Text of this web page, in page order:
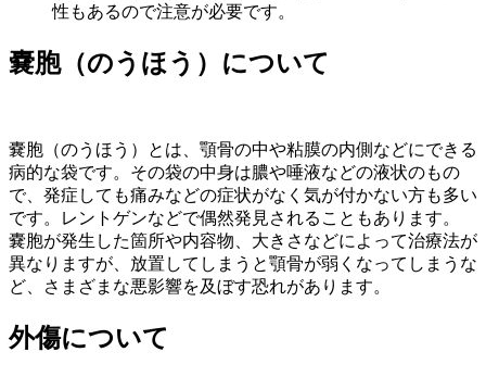
性もあるので注意が必要です。
嚢胞（のうほう）について
嚢胞（のうほう）とは、顎骨の中や粘膜の内側などにできる
病的な袋です。その袋の中身は膿や唾液などの液状のもの
で、発症しても痛みなどの症状がなく気が付かない方も多い
です。レントゲンなどで偶然発見されることもあります。
嚢胞が発生した箇所や内容物、大きさなどによって治療法が
異なりますが、放置してしまうと顎骨が弱くなってしまうな
ど、さまざまな悪影響を及ぼす恐れがあります。
外傷について